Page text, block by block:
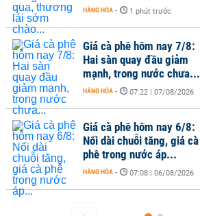
HÀNG HÓA - 1 phút trước
Giá cà phê hôm nay 7/8:
Hai sàn quay đầu giảm
mạnh, trong nước chưa...
HÀNG HÓA - 07:22 | 07/08/2026
Giá cà phê hôm nay 6/8:
Nối dài chuỗi tăng, giá cà
phê trong nước áp...
HÀNG HÓA - 07:08 | 06/08/2026